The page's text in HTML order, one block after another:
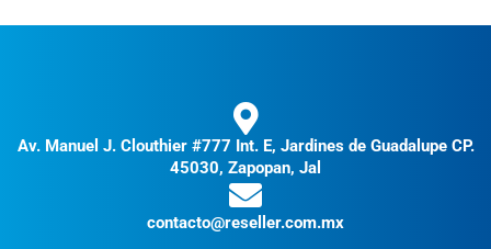
Av. Manuel J. Clouthier #777 Int. E, Jardines de Guadalupe CP.
45030, Zapopan, Jal
contacto@reseller.com.mx